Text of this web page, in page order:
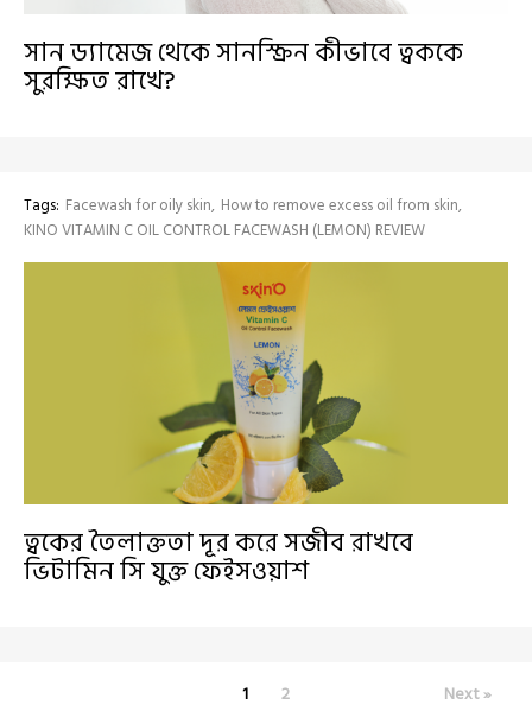
সান ড্যামেজ থেকে সানস্ক্রিন কীভাবে ত্বককে
সুরক্ষিত রাখে?
Tags: Facewash for oily skin How to remove excess oil from skin
KINO VITAMIN C OIL CONTROL FACEWASH (LEMON) REVIEW
ত্বকের তৈলাক্ততা দূর করে সজীব রাখবে
ভিটামিন সি যুক্ত ফেইসওয়াশ
1 2 Next »